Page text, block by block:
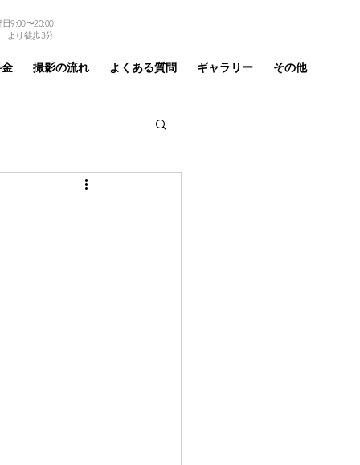
9:00〜20:00
より徒歩3分
撮影の流れ よくある質問 ギャラリー その他